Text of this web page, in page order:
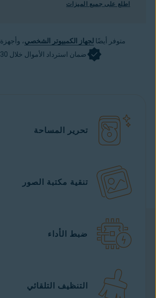
اطلع على جميع الميزات
متوفر أيضًا لجهاز الكمبيوتر الشخصي، وأجهزة
ضمان استرداد الأموال خلال 30 يومًا
تحرير المساحة
تنقية مكتبة الصور
ضبط الأداء
التنظيف التلقائي